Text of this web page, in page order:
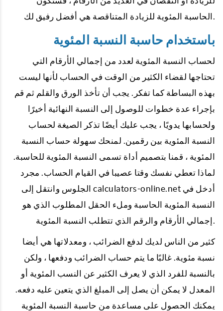
الحاسبة المئوية للزيادة المتناقصة هي أفضل رفيق لك.
باستخدام حاسبة النسبة المئوية
لحساب النسبة المئوية لعدد من إجمالي الأرقام التي
تحتاجها لقضاء الكثير من الوقت في الحساب لأنها ليست
بهذه البساطة كما تفكر. يجب أن تأخذ الورق والقلم ثم قم
بإجراء عدة خطوات للوصول إلى النسبة النهائية أخيرًا
ولحسابها يدويًا ، يجب عليك أيضًا تذكر الصيغة لحساب
النسبة المئوية بين رقمين. لمنحك سهولة حساب النسبة
المئوية ، قمنا بتصميم أداة تسمى النسبة المئوية للحاسبة.
لماذا تعطي نفسك وقتا عصيبا في القيام الحساب. مجرد
الجلوس وانتقل إلى calculators-online.net أدخل في
النسبة المئوية الحاسبة وملء الحقل المطلوب الذي هو
إجمالي الأرقام والرقم الذي تتطلب النسبة المئوية.
كثير من الناس لديك لدفع الضرائب ، ومعدلاتها هي أيضا
نسبة مئوية. غالبًا ما يتم حساب الضرائب ودفعها ، ولكن
بالنسبة للفرد الذي لا يعرف الكثير عن النسب المئوية أو
المعدل لا يمكن أن يصل إلى المبلغ الذي يتعين عليه دفعه.
يمكنك الحصول على مساعدة من حاسبة النسبة المئوية